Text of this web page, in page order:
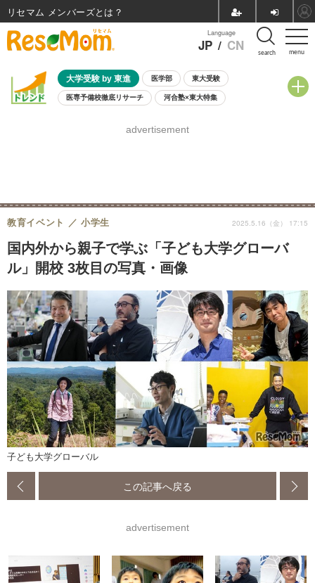
menu
Language
JP / CN search
大学受験 by 東進 医学部 東大受験
医専予備校徹底リサーチ 河合塾×東大特集
8月開催学校説明会・相談会
advertisement
国内外から親子で学ぶ「子ども大学グローバ
ル」開校 3枚目の写真・画像
教育イベント 小学生 2025.5.16（金） 17:15
子ども大学グローバル
この記事へ戻る
advertisement
リセマム メンバーズ